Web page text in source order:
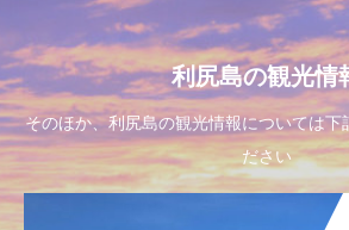
利尻島の観光情
そのほか、利尻島の観光情報については下
ださい